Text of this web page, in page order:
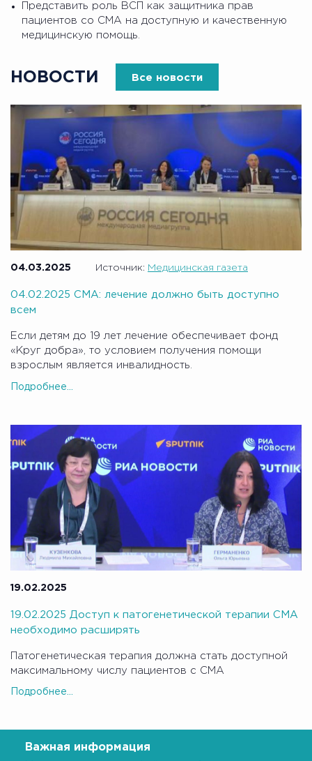
Представить роль ВСП как защитника прав
пациентов со СМА на доступную и качественную
медицинскую помощь.
НОВОСТИ Все новости
04.03.2025 Источник: Медицинская газета
04.02.2025 СМА: лечение должно быть доступно
всем
Если детям до 19 лет лечение обеспечивает фонд
«Круг добра», то условием получения помощи
взрослым является инвалидность.
Подробнее...
19.02.2025
19.02.2025 Доступ к патогенетической терапии СМА
необходимо расширять
Патогенетическая терапия должна стать доступной
максимальному числу пациентов с СМА
Подробнее...
Важная информация